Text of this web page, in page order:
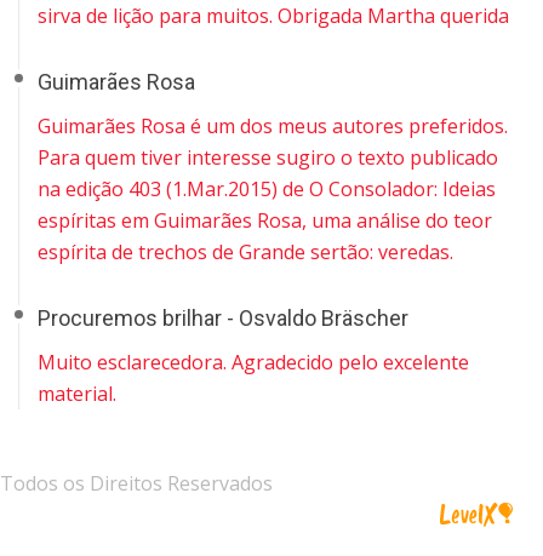
sirva de lição para muitos. Obrigada Martha querida
Guimarães Rosa
Guimarães Rosa é um dos meus autores preferidos.
Para quem tiver interesse sugiro o texto publicado
na edição 403 (1.Mar.2015) de O Consolador: Ideias
espíritas em Guimarães Rosa, uma análise do teor
espírita de trechos de Grande sertão: veredas.
Procuremos brilhar - Osvaldo Bräscher
Muito esclarecedora. Agradecido pelo excelente
material.
Todos os Direitos Reservados